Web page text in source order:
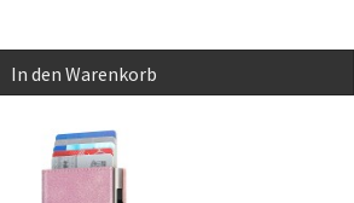
In den Warenkorb